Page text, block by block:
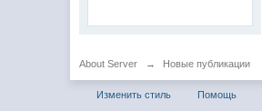
About Server → Новые публикации
Изменить стиль Помощь